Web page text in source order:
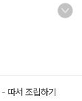
- 따서 조립하기